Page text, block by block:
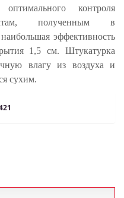
контроля
полученным в
эффективность
1,5 см. Штукатурка
влагу из воздуха и
сухим.